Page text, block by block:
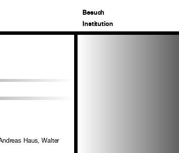
Besuch
Institution
Haus, Walter